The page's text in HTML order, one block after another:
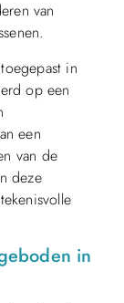
van
in
op een
een
van de
deze
in